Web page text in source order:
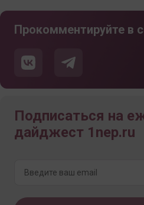
Прокомментируйте в
Подписаться на
дайджест 1nep.ru